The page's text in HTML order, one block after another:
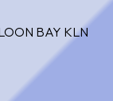
BAY KLN